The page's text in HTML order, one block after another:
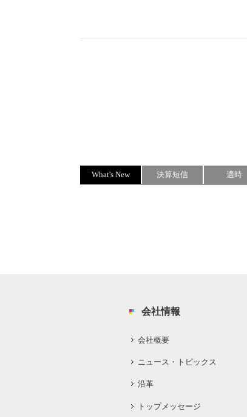
What's New 決算短信 適時
会社情報
会社概要
ニュース・トピックス
沿革
トップメッセージ